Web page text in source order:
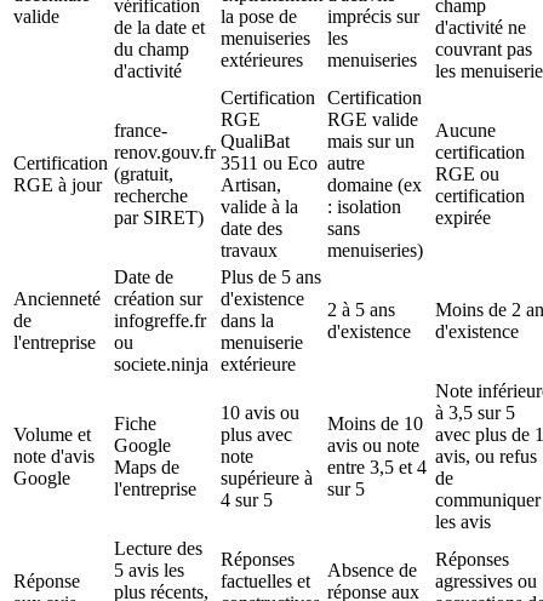
valide
vérification
de la date et
du champ
d'activité
la pose de
menuiseries
extérieures
imprécis sur
les
menuiseries
champ
d'activité ne
couvrant pas
les
Certification
RGE à jour
france-
renov.gouv.fr
(gratuit,
recherche
par SIRET)
Certification
RGE
QualiBat
3511 ou Eco
Artisan,
valide à la
date des
travaux
Certification
RGE valide
mais sur un
autre
domaine (ex
: isolation
sans
menuiseries)
Aucune
certification
RGE ou
certification
expirée
Ancienneté
de
l'entreprise
Date de
création sur
infogreffe.fr
ou
societe.ninja
Plus de 5 ans
d'existence
dans la
menuiserie
extérieure
2 à 5 ans
d'existence
Moins de 2
d'existence
Volume et
note d'avis
Google
Fiche
Google
Maps de
l'entreprise
10 avis ou
plus avec
note
supérieure à
4 sur 5
Moins de 10
avis ou note
entre 3,5 et 4
sur 5
Note
à 3,5 sur 5
avec plus de
avis, ou refus
de
communiquer
les avis
Réponse
Lecture des
5 avis les
plus récents,
Réponses
factuelles et
Absence de
réponse aux
Réponses
agressives ou